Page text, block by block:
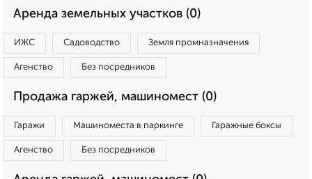
Аренда земельных участков (0)
ИЖС Садоводство Земля промназначения
Агенство Без посредников
Продажа гаржей, машиномест (0)
Гаражи Машиноместа в паркинге Гаражные боксы
Агенство Без посредников